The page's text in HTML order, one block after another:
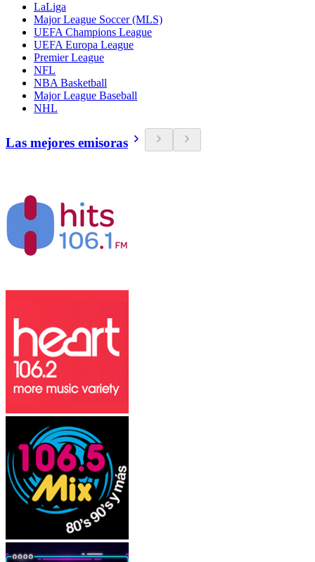
LaLiga
Major League Soccer (MLS)
UEFA Champions League
UEFA Europa League
Premier League
NFL
NBA Basketball
Major League Baseball
NHL
Las mejores emisoras